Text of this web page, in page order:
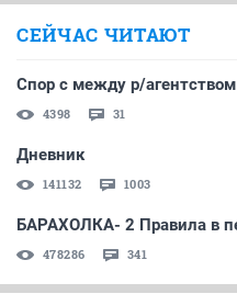
СЕЙЧАС ЧИТАЮТ
Спор с между р/
4398 31
Дневник
141132 1003
БАРАХОЛКА- 2 Правила в
478286 341